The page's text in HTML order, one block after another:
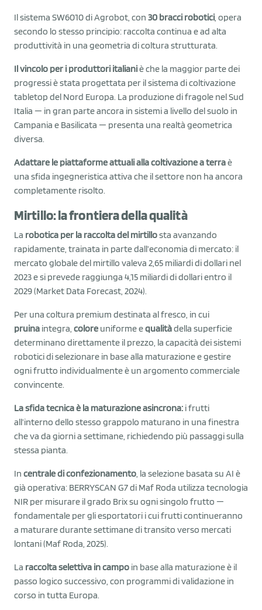
Il sistema SW6010 di Agrobot, con 30 bracci robotici , opera
secondo lo stesso principio: raccolta continua e ad alta
produttività in una geometria di coltura strutturata.
Il vincolo per i produttori italianiè che la maggior parte dei
progressi è stata progettata per il sistema di coltivazione
tabletop del Nord Europa. La produzione di fragole nel Sud
Italia — in gran parte ancora in sistemi a livello del suolo in
Campania e Basilicata — presenta una realtà geometrica
diversa.
Adattare le piattaforme attuali alla coltivazione a terraè
una sfida ingegneristica attiva che il settore non ha ancora
completamente risolto.
Mirtillo: la frontiera della qualità
La robotica per la raccolta del mirtillosta avanzando
rapidamente, trainata in parte dall’economia di mercato: il
mercato globale del mirtillo valeva 2,65 miliardi di dollari nel
2023 e si prevede raggiunga 4,15 miliardi di dollari entro il
2029 (Market Data Forecast, 2024).
Per una coltura premium destinata al fresco, in cui
pruina integra, colore uniforme equalitàdella superficie
determinano direttamente il prezzo, la capacità dei sistemi
robotici di selezionare in base alla maturazione e gestire
ogni frutto individualmente è un argomento commerciale
convincente.
La sfida tecnica è la maturazione asincrona: i frutti
all’interno dello stesso grappolo maturano in una finestra
che va da giorni a settimane, richiedendo più passaggi sulla
stessa pianta.
In centrale di confezionamento , la selezione basata su AI è
già operativa: BERRYSCAN G7 di Maf Roda utilizza tecnologia
NIR per misurare il grado Brix su ogni singolo frutto —
fondamentale per gli esportatori i cui frutti continueranno
a maturare durante settimane di transito verso mercati
lontani (Maf Roda, 2025).
La raccolta selettiva in campo in base alla maturazione è il
passo logico successivo, con programmi di validazione in
corso in tutta Europa.